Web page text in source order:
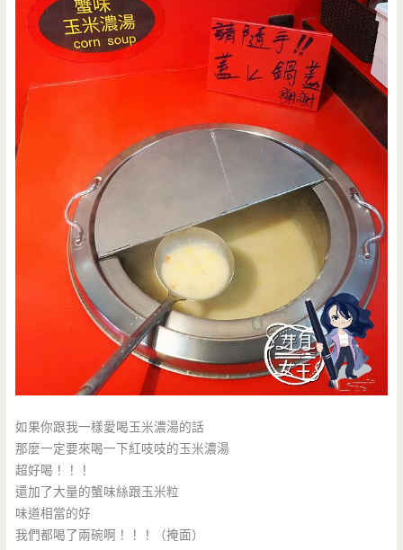
如果你跟我一樣愛喝玉米濃湯的話
那麼一定要來喝一下紅吱吱的玉米濃湯
超好喝！！！
還加了大量的蟹味絲跟玉米粒
味道相當的好
我們都喝了兩碗啊！！！（掩面）